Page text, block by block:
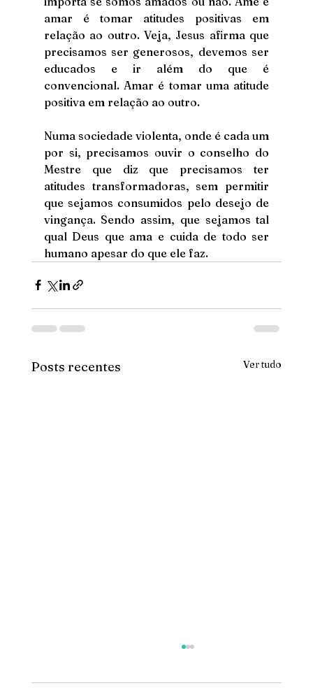
amar é tomar atitudes positivas em
relação ao outro. Veja, Jesus afirma que
precisamos ser generosos, devemos ser
educados e ir além do que é
convencional. Amar é tomar uma atitude
positiva em relação ao outro.
Numa sociedade violenta, onde é cada um
por si, precisamos ouvir o conselho do
Mestre que diz que precisamos ter
atitudes transformadoras, sem permitir
que sejamos consumidos pelo desejo de
vingança. Sendo assim, que sejamos tal
qual Deus que ama e cuida de todo ser
humano apesar do que ele faz.
Posts recentes Ver tudo